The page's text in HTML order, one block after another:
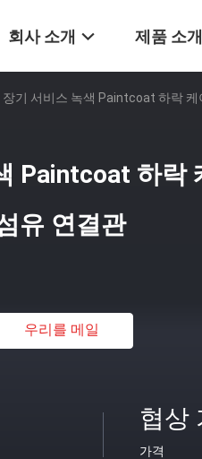
회사 소개 제품 소개
장기 서비스 녹색 Paintcoat 하락 케
Paintcoat 하락
유 연결관
우리를 메일
협상
가격